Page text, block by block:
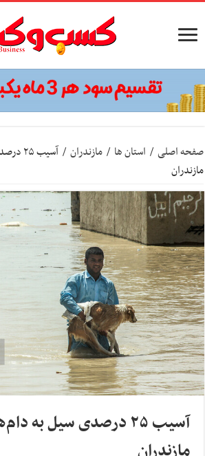
صفحه اصلی / استان ها / مازندران /
آسیب
مازندران
آسیب ۲۵ درصدی سیل به